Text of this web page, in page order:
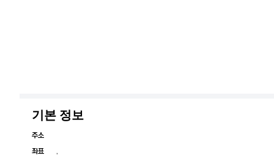
기본 정보
주소
좌표
,